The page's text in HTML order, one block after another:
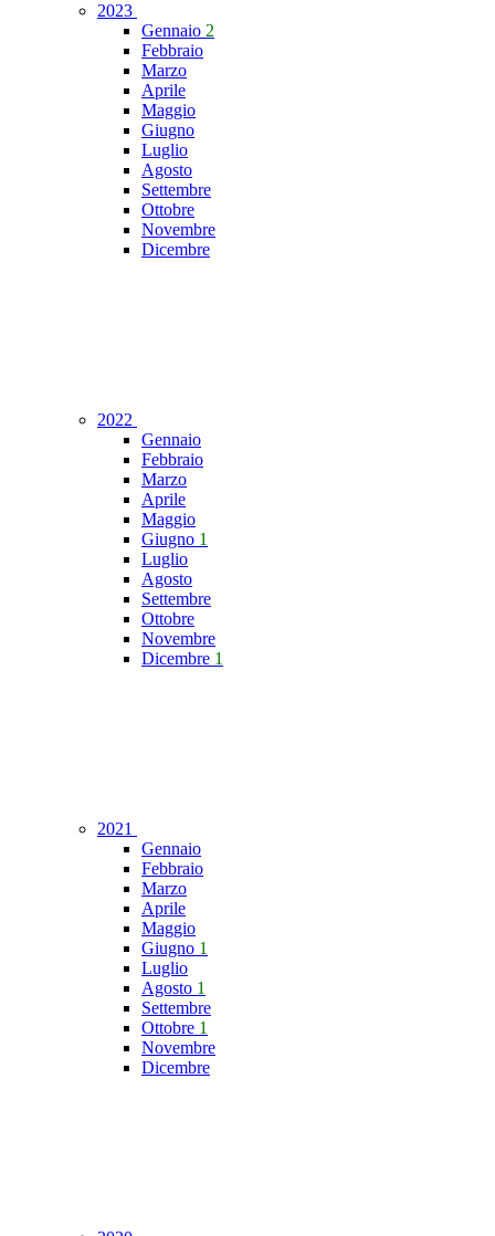
2023
Gennaio 2
Febbraio
Marzo
Aprile
Maggio
Giugno
Luglio
Agosto
Settembre
Ottobre
Novembre
Dicembre
2022
Gennaio
Febbraio
Marzo
Aprile
Maggio
Giugno 1
Luglio
Agosto
Settembre
Ottobre
Novembre
Dicembre 1
2021
Gennaio
Febbraio
Marzo
Aprile
Maggio
Giugno 1
Luglio
Agosto 1
Settembre
Ottobre 1
Novembre
Dicembre